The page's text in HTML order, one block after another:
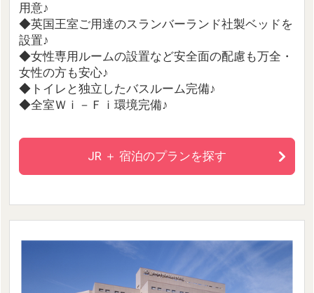
用意♪
◆英国王室ご用達のスランバーランド社製ベッドを
設置♪
◆女性専用ルームの設置など安全面の配慮も万全・
女性の方も安心♪
◆トイレと独立したバスルーム完備♪
◆全室Ｗｉ－Ｆｉ環境完備♪
JR ＋ 宿泊のプランを探す